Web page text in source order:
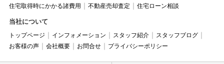
住宅取得時にかかる諸費用
不動産売却査定 住宅ローン相談
当社について
トップページ インフォメーション スタッフ紹介
スタッフブログ
お客様の声
会社概要 お問合せ プライバシーポリシー